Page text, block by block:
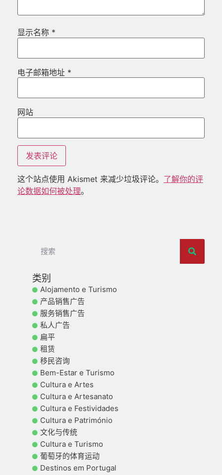
显示名称 *
电子邮箱地址 *
网站
这个站点使用 Akismet 来减少垃圾评论。 了解你的评
论数据如何被处理。
类别
Alojamento e Turismo
产品销售广告
服务销售广告
私人广告
扁平
租赁
移民咨询
Bem-Estar e Turismo
Cultura e Artes
Cultura e Artesanato
Cultura e Festividades
Cultura e Património
文化与传统
Cultura e Turismo
葡萄牙的体育运动
Destinos em Portugal